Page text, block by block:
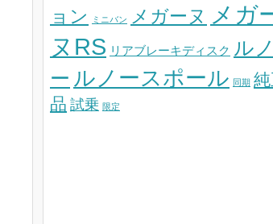
ョン
ミニバン メガーヌ メガ
ヌRS リアブレーキディスク ルノ
ー ルノースポール 同期
品 試乗 限定